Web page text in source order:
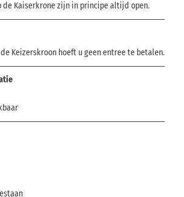
de Kaiserkrone zijn in principe altijd open.
Keizerskroon hoeft u geen entree te betalen.